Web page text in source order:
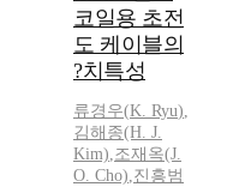
코일용 초전
도 케이블의
?치특성
류경우(K. Ryu),
김해종(H. J.
Kim),조재옥(J.
O. Cho),진흥범